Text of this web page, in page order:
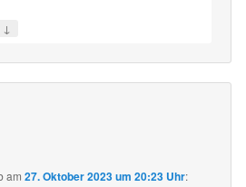
↓
am27. Oktober 2023 um 20:23 Uhr: